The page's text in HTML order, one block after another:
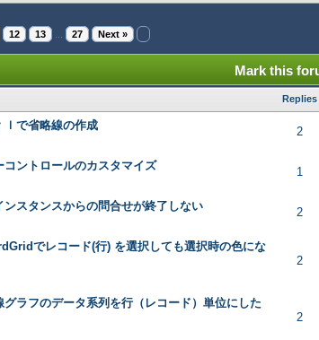
12 13 27 Next »
Mark this
Replies
ｌで省略線の作成 2
Average
コントロールのカスタマイズ 1
Average
ンスタンスからの問合せが終了しない 2
Average
でレコード(行) を選択しても選択時の色にな
2
Average
グラフのデータ系列を行（レコード）単位にした
2